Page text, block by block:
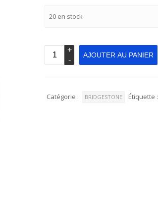
20 en stock
AJOUTER AU PANIER
Catégorie : BRIDGESTONE Étiquette :